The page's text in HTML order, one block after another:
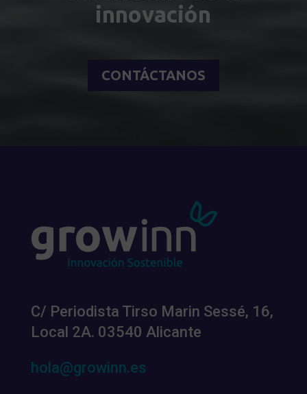
innovación
CONTÁCTANOS
C/ Periodista Tirso Marin Sessé, 16,
Local 2A. 03540 Alicante
hola@growinn.es